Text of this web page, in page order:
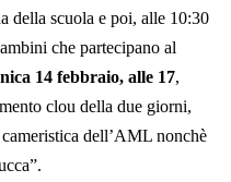
della scuola e poi, alle 10:30
che partecipano al
14 febbraio, alle 17,
clou della due giorni,
dell’AML nonchè